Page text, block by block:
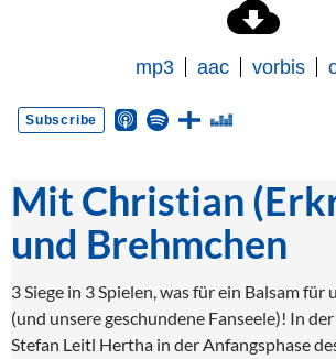
Mit Christian
und Brehmchen
3 Siege in 3 Spielen, was für ein Balsam für
(und unsere geschundene Fanseele)! In
Stefan Leitl Hertha in der Anfangsphase